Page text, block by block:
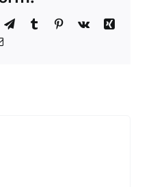
TelegramTumblr Pinterest
Vk
Xing
Email